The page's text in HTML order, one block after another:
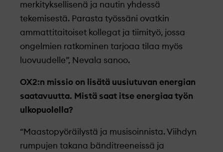
merkityksellisenä ja nautin yhdessä
tekemisestä. Parasta työssäni ovatkin
ammattitaitoiset kollegat ja tiimityö, jossa
ongelmien ratkominen tarjoaa tilaa myös
luovuudelle”, Nevala sanoo.
OX2:n missio on lisätä uusiutuvan energian
saatavuutta. Mistä saat itse energiaa työn
ulkopuolella?
“Maastopyöräilystä ja musisoinnista. Viihdyn
rumpujen takana bänditreeneissä ja